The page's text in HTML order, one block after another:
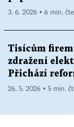
3. 6. 2026 ▪ 6 min.
Tisícům
zdražení
Přichází
26. 5. 2026 ▪ 5 min.